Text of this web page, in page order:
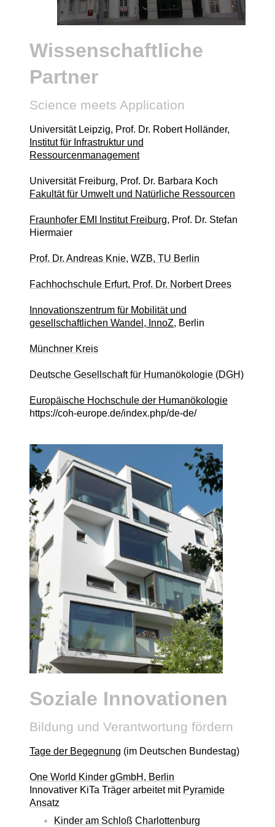
Wissenschaftliche
Partner
Science meets Application
Universität Leipzig, Prof. Dr. Robert Holländer,
Institut für Infrastruktur und
Ressourcenmanagement
Universität Freiburg, Prof. Dr. Barbara Koch
Fakultät für Umwelt und Natürliche Ressourcen
Fraunhofer EMI Institut Freiburg, Prof. Dr. Stefan
Hiermaier
Prof. Dr. Andreas Knie, WZB, TU Berlin
Fachhochschule Erfurt, Prof. Dr. Norbert Drees
Innovationszentrum für Mobilität und
gesellschaftlichen Wandel, InnoZ, Berlin
Münchner Kreis
Deutsche Gesellschaft für Humanökologie (DGH)
Europäische Hochschule der Humanökologie
https://coh-europe.de/index.php/de-de/
Soziale Innovationen
Bildung und Verantwortung fördern
Tage der Begegnung (im Deutschen Bundestag)
One World Kinder gGmbH, Berlin
Innovativer KiTa Träger arbeitet mit Pyramide
Ansatz
Kinder am Schloß Charlottenburg